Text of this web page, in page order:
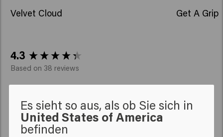
Velvet Cloud Get A Grip
4.3
Based on 38 reviews
Verified Customer
Archana
New content loaded
Es sieht so aus, als ob Sie sich in
United States of America
befinden